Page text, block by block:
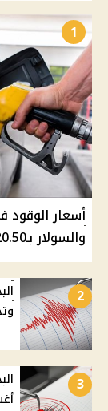
1
والسولار بـ20.50 جنيه
2
3